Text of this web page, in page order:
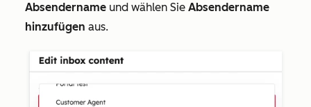
Absendername und wählen Sie Absendername
hinzufügen aus.